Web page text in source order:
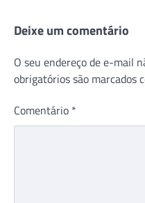
Deixe um comentário
O seu endereço de e-mail
obrigatórios são marcados
Comentário *